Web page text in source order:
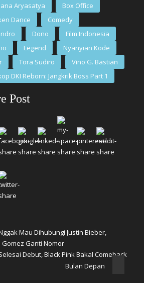
Aryasatya
Box Office
Dance
Comedy
Dono
Film Indonesia
Legend
Nyanyian Kode
Tora Sudiro
Vino G. Bastian
DKI Reborn: Jangkrik Boss Part 1
Post
Mau Dihubungi Justin Bieber,
Gomez Ganti Nomor
Debut, Black Pink Bakal Comeback
Bulan Depan